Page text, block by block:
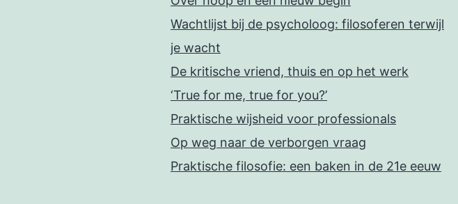
Wachtlijst bij de psycholoog: filosoferen terwijl
je wacht
De kritische vriend, thuis en op het werk
‘True for me, true for you?’
Praktische wijsheid voor professionals
Op weg naar de verborgen vraag
Praktische filosofie: een baken in de 21e eeuw